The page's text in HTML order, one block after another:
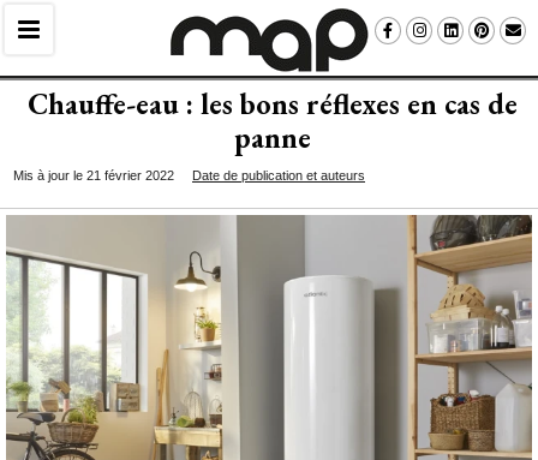
Chauffe-eau : les bons réflexes en cas de
panne
Mis à jour le 21 février 2022 Date de publication et auteurs